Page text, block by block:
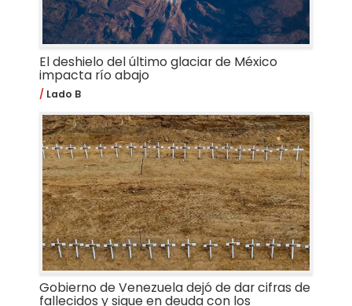
El deshielo del último glaciar de México
impacta río abajo
Lado B
Gobierno de Venezuela dejó de dar cifras de
fallecidos y sigue en deuda con los